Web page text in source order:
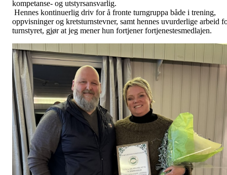
kompetanse- og utstyrsansvarlig.
Hennes kontinuerlig driv for å fronte turngruppa både i trening,
oppvisninger og kretsturnstevner, samt hennes uvurderlige arbeid
turnstyret, gjør at jeg mener hun fortjener fortjenestesmedlajen.